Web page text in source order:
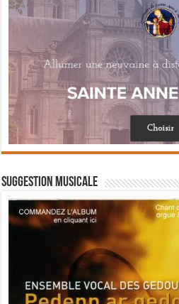
Suggestion musicale